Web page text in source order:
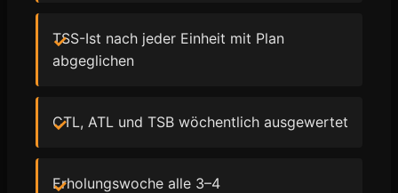
TSS-Ist nach jeder Einheit mit Plan
abgeglichen
CTL, ATL und TSB wöchentlich ausgewertet
Erholungswoche alle 3–4